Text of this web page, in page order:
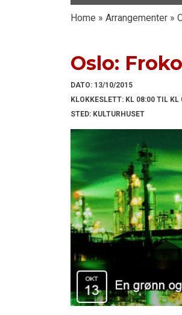
Home » Arrangementer »
Oslo:
DATO: 13/10/2015
KLOKKESLETT: KL 08:00 TIL KL
STED: KULTURHUSET